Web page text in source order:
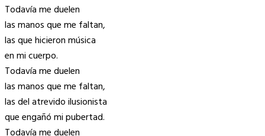
Todavía me duelen
las manos que me faltan,
las que hicieron música
en mi cuerpo.
Todavía me duelen
las manos que me faltan,
las del atrevido ilusionista
que engañó mi pubertad.